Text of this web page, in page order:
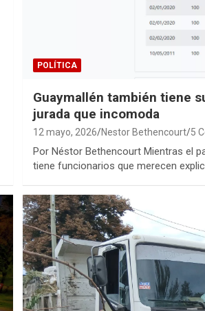
POLÍTICA
Guaymallén también tiene
jurada que incomoda
12 mayo, 2026 Nestor Bethencourt 5
Por Néstor Bethencourt Mientras el
tiene funcionarios que merecen